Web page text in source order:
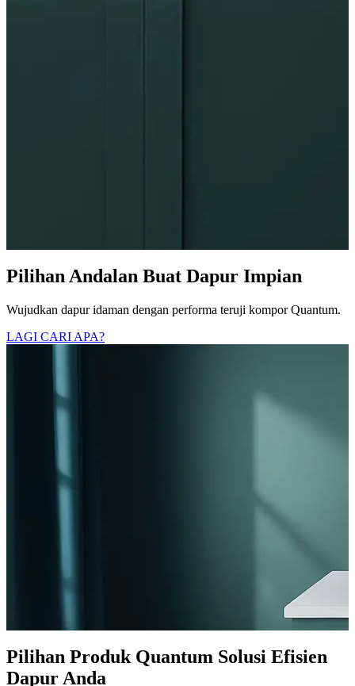
Pilihan Andalan Buat Dapur Impian
Wujudkan dapur idaman dengan performa teruji kompor Quantum.
LAGI CARI APA?
Pilihan Produk Quantum Solusi Efisien
Dapur Anda